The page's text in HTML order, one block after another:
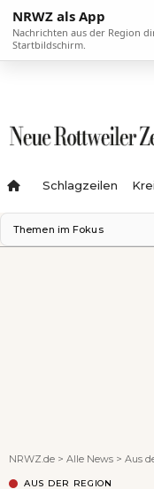
NRWZ als App
Nachrichten aus der Region
Startbildschirm.
Schlagzeilen
Themen im Fokus
NRWZ.de > Alle News > Aus
AUS DER REGION